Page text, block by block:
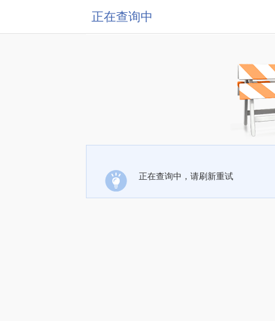
正在查询中
正在查询中，请刷新重试